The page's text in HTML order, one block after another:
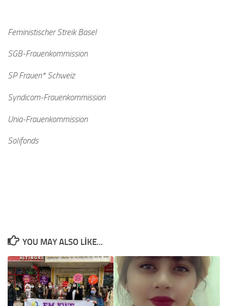
Feministischer Streik Basel
SGB-Frauenkommission
SP Frauen* Schweiz
Syndicom-Frauenkommission
Unia-Frauenkommission
Solifonds
YOU MAY ALSO LIKE...